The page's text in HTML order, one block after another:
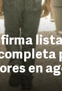
en